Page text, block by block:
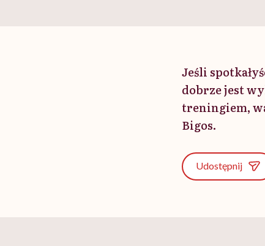
Jeśli
dobrze jest
treningiem,
Bigos.
Udostępnij